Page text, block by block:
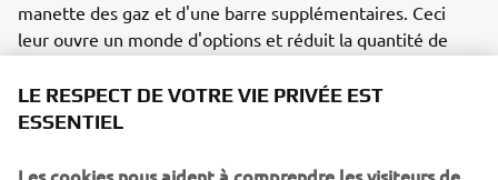
manette des gaz et d'une barre supplémentaires. Ceci
leur ouvre un monde d'options et réduit la quantité de
fonction Auto-trim permettent d'atteindre encore plus
facilement des performances et une efficacité optimales
LE RESPECT DE VOTRE VIE PRIVÉE EST
ESSENTIEL